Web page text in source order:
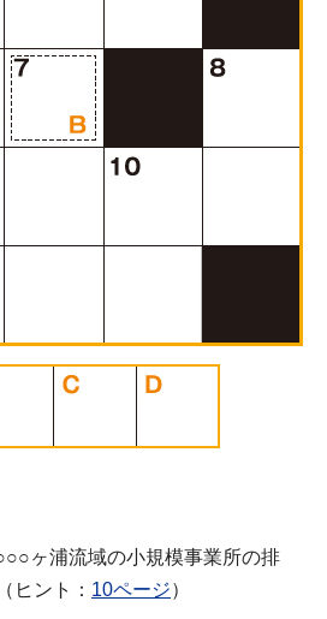
ヶ浦流域の小規模事業所の排
ヒント： 10ページ）